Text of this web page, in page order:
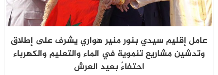
عامل إقليم سيدي بنور منير هواري يشرف على إطلاق
وتدشين مشاريع تنموية في الماء والتعليم والكهرباء
احتفاءً بعيد العرش